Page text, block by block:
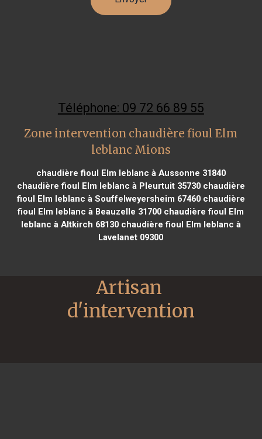
Téléphone: 09 72 66 89 55
Zone intervention chaudière fioul Elm
leblanc Mions
chaudière fioul Elm leblanc à Aussonne 31840
chaudière fioul Elm leblanc à Pleurtuit 35730chaudière
fioul Elm leblanc à Souffelweyersheim 67460chaudière
fioul Elm leblanc à Beauzelle 31700 chaudière fioul Elm
leblanc à Altkirch 68130chaudière fioul Elm leblanc à
Lavelanet 09300
Artisan
d'intervention